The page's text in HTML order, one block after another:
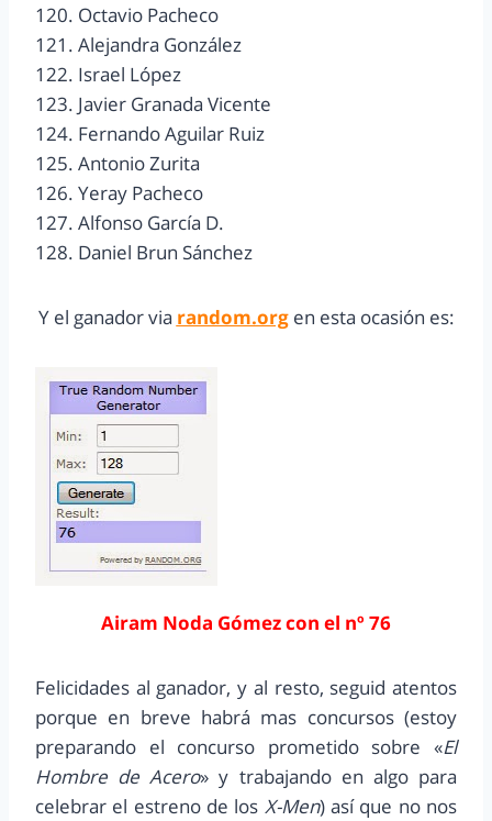
120. Octavio Pacheco
121. Alejandra González
122. Israel López
123. Javier Granada Vicente
124. Fernando Aguilar Ruiz
125. Antonio Zurita
126. Yeray Pacheco
127. Alfonso García D.
128. Daniel Brun Sánchez
Y el ganador via random.orgen esta ocasión es:
Airam Noda Gómez con el nº 76
Felicidades al ganador, y al resto, seguid atentos
porque en breve habrá mas concursos (estoy
preparando el concurso prometido sobre «El
Hombre de Acero» y trabajando en algo para
celebrar el estreno de los X-Men) así que no nos